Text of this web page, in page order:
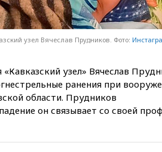
узел Вячеслав Прудников. Фото:
узел» Вячеслав
ранения при
области. Прудников
он связывает со своей